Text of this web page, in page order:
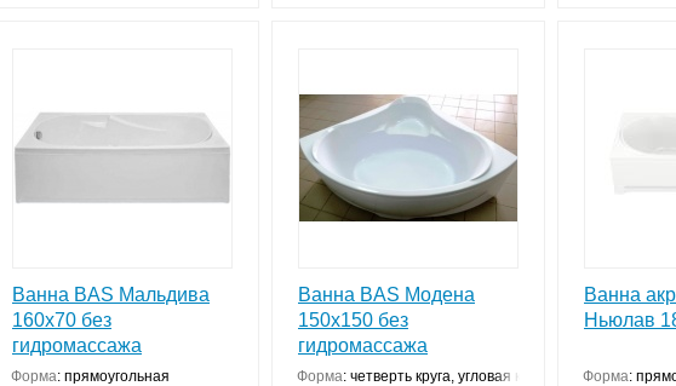
Ванна BAS Мальдива
160х70 без
гидромассажа
Форма: прямоугольная
Ванна BAS Модена
150х150 без
гидромассажа
Форма: четверть круга, угловая конструкция
Ванна
Ньюлав
Форма: